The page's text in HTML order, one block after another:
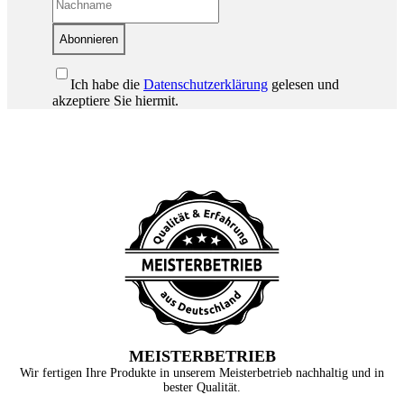
Abonnieren
Ich habe die Datenschutzerklärung gelesen und
akzeptiere Sie hiermit.
MEISTERBETRIEB
Wir fertigen Ihre Produkte in unserem Meisterbetrieb nachhaltig und in
bester Qualität.